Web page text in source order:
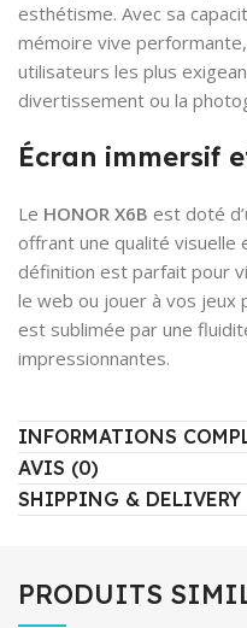
esthétisme. Avec sa
mémoire vive
utilisateurs les plus
divertissement ou la
Écran immersif
Le HONOR X6B est doté
offrant une qualité visuelle
définition est parfait pour
le web ou jouer à vos jeux
est sublimée par une
impressionnantes.
INFORMATIONS
AVIS (0)
SHIPPING & DELIVERY
PRODUITS